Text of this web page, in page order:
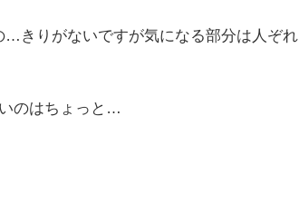
きりがないですが気になる部分は人ぞれ
のはちょっと…